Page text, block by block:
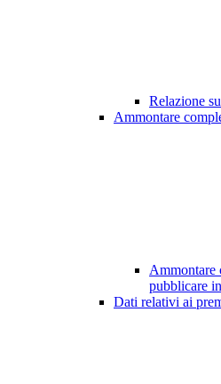
Relazione
Ammontare
Ammontare
pubblicare
Dati relativi ai